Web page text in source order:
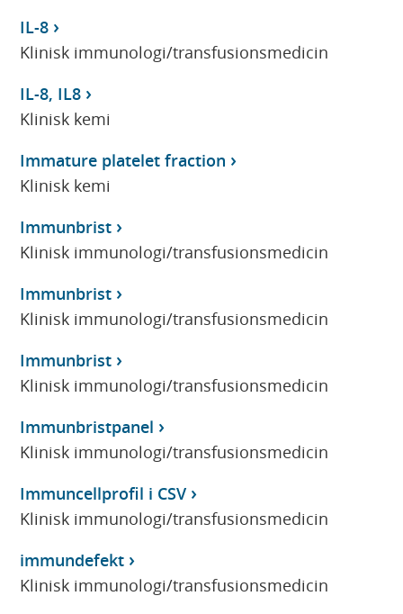
IL-8
Klinisk immunologi/transfusionsmedicin
IL-8, IL8
Klinisk kemi
Immature platelet fraction
Klinisk kemi
Immunbrist
Klinisk immunologi/transfusionsmedicin
Immunbrist
Klinisk immunologi/transfusionsmedicin
Immunbrist
Klinisk immunologi/transfusionsmedicin
Immunbristpanel
Klinisk immunologi/transfusionsmedicin
Immuncellprofil i CSV
Klinisk immunologi/transfusionsmedicin
immundefekt
Klinisk immunologi/transfusionsmedicin